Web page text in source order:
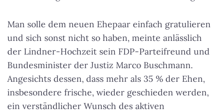
Man solle dem neuen Ehepaar einfach gratulieren
und sich sonst nicht so haben, meinte anlässlich
der Lindner-Hochzeit sein FDP-Parteifreund und
Bundesminister der Justiz Marco Buschmann.
Angesichts dessen, dass mehr als 35 % der Ehen,
insbesondere frische, wieder geschieden werden,
ein verständlicher Wunsch des aktiven